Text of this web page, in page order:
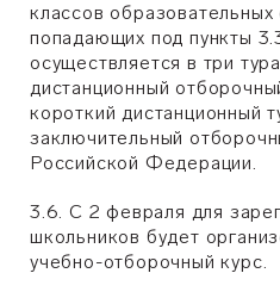
классов образовательных
попадающих под пункты
осуществляется в три
дистанционный
короткий дистанционный
заключительный
Российской Федерации.
3.6. С 2 февраля для
школьников будет
учебно-отборочный курс.